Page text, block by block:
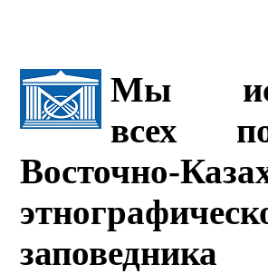
Мы
всех
Восточно-
заповедника